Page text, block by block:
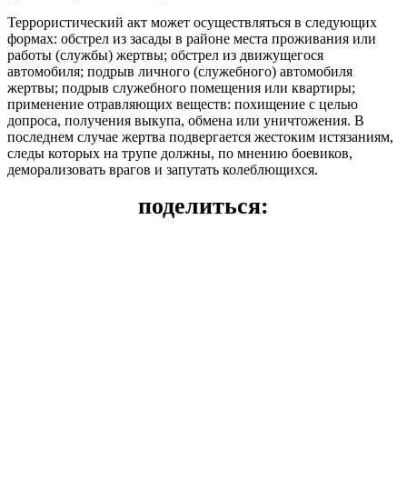
Террористический акт может осуществляться в следующих
формах: обстрел из засады в районе места проживания или
работы (службы) жертвы; обстрел из движущегося
автомобиля; подрыв личного (служебного) автомобиля
жертвы; подрыв служебного помещения или квартиры;
применение отравляющих веществ: похищение с целью
допроса, получения выкупа, обмена или уничтожения. В
последнем случае жертва подвергается жестоким истязаниям,
следы которых на трупе должны, по мнению боевиков,
деморализовать врагов и запутать колеблющихся.
поделиться: